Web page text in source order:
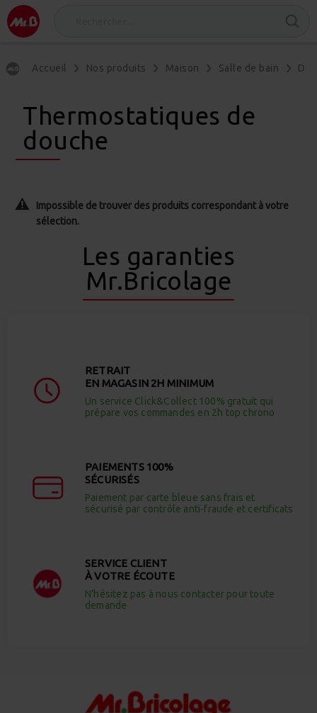
Accueil Nos produits Maison Salle de bain
Thermostatiques de
douche
Impossible de trouver des produits correspondant à votre
sélection.
Les garanties
Mr.Bricolage
RETRAIT
EN MAGASIN 2H MINIMUM
Un service Click&Collect 100% gratuit qui
prépare vos commandes en 2h top chrono
PAIEMENTS 100%
SÉCURISÉS
Paiement par carte bleue sans frais et
sécurisé par contrôle anti-fraude et certificats
SERVICE CLIENT
À VOTRE ÉCOUTE
N’hésitez pas à nous contacter pour toute
demande